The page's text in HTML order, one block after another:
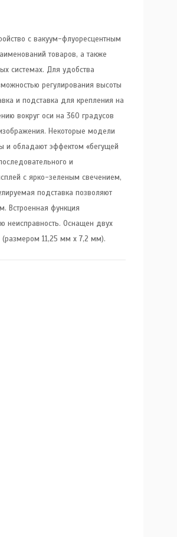
с вакуум-флуоресцентным
товаров, а также
системах. Для удобства
регулирования высоты
и подставка для крепления на
вокруг оси на 360 градусов
Некоторые модели
обладают эффектом «бегущей
и
с ярко-зеленым свечением,
подставка позволяют
Встроенная функция
неисправность. Оснащен двух
11,25 мм x 7,2 мм).